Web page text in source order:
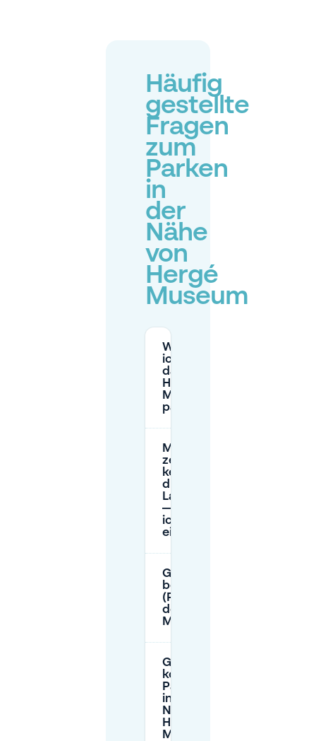
Häufig
gestellte
Fragen
zum
Parken
in
der
Nähe
von
Hergé
Museum
Wo kann
ich für
das
Hergé-
Museum
parken?
Mein GPS
zeigt
keine Rue
du
Labrador
—was soll
ich
eingeben?
Gibt es
behindertengerechte
(PMR) Parkplätze in
der Nähe des Hergé-
Museums?
Gibt es
kostenlose
Parkplätze
in der
Nähe des
Hergé-
Museums?